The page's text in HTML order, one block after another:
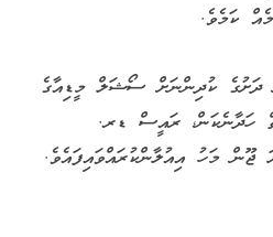
ކަމެވެ.
16 އަހަރުން ދަށުގެ ކުދިންނަށް ސޯޝަލް މީޑިއާގެ
ހަދާނެކަން، ރައީސް ޑރ.
ޖޫން މަހު އިއުލާންކުރައްވައިފައެވެ.